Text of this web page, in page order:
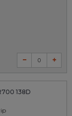
138D